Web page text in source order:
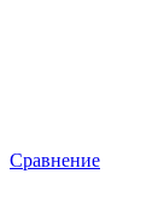
Сравнение